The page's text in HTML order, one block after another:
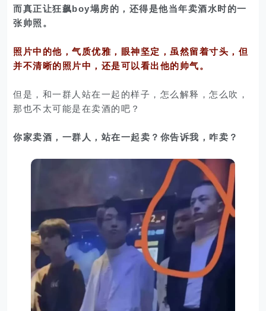
而真正让狂飙boy塌房的，还得是他当年卖酒水时的一
张帅照。
照片中的他，气质优雅，眼神坚定，虽然留着寸头，但
并不清晰的照片中，还是可以看出他的帅气。
但是，和一群人站在一起的样子，怎么解释，怎么吹，
那也不太可能是在卖酒的吧？
你家卖酒，一群人，站在一起卖？你告诉我，咋卖？